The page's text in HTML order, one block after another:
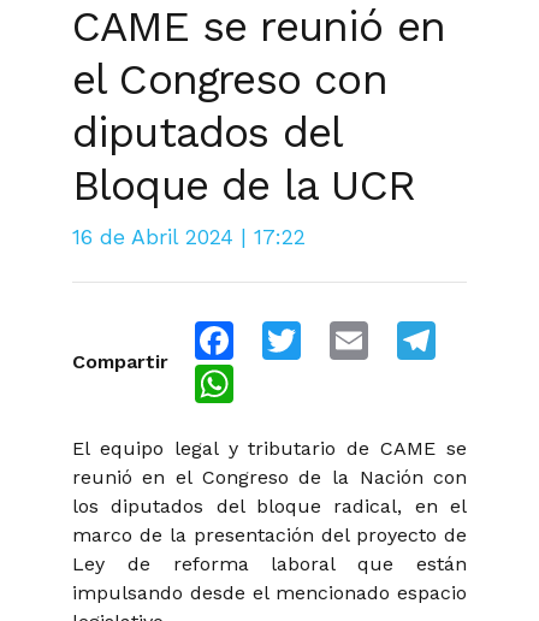
CAME se reunió en
el Congreso con
diputados del
Bloque de la UCR
16 de Abril 2024 | 17:22
Compartir
FacebookTwitter Email
El equipo legal y tributario de CAME se
reunió en el Congreso de la Nación con
los diputados del bloque radical, en el
marco de la presentación del proyecto de
Ley de reforma laboral que están
impulsando desde el mencionado espacio